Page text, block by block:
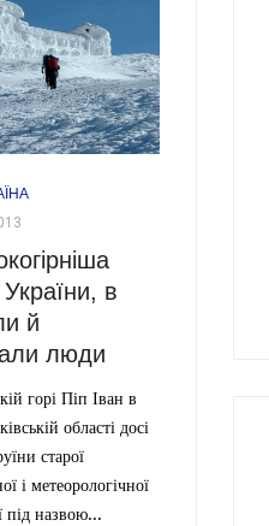
України, в
й
люди
горі Піп Іван в
області досі
старої
і метеорологічної
під назвою...